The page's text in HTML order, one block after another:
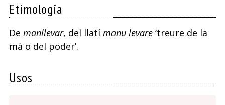
Etimologia
De manllevar, del llatímanu levare‘treure de la
mà o del poder’.
Usos